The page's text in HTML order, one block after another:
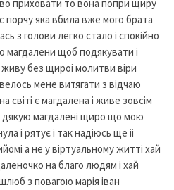
приховати то вона попри щиру
порчу яка вбила вже мого брата
з голови легко стало і спокійно
магдалени щоб подякувати і
без щироі молитви віри
мене витягати з відчаю
світі є магдалена і живе зовсім
дякую магдалені щиро що мою
і рятує і так надіюсь ще іі
а не у віртуальному житті хай
на благо людям і хай
з повагою марія іван